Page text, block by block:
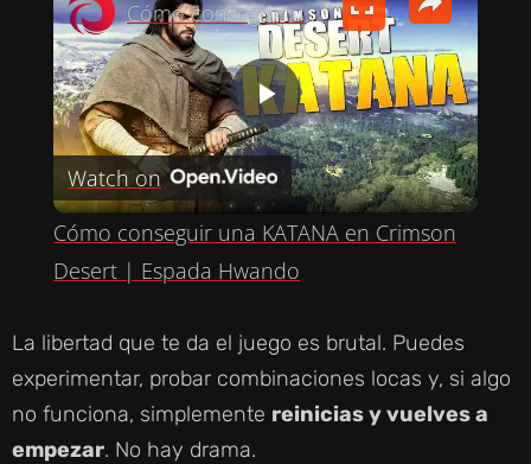
P
L
A
Y
V
Cómo conseguir una KATANA en Crimson Desert | Espada Hwando
Watch on
Cómo conseguir una KATANA en Crimson
Desert | Espada Hwando
La libertad que te da el juego es brutal. Puedes
experimentar, probar combinaciones locas y, si algo
no funciona, simplemente reinicias y vuelves a
empezar. No hay drama.